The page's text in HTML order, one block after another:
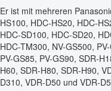
Er ist mit mehreren
HS100, HDC-HS20, HDC-
HDC-SD100, HDC-SD20,
HDC-TM300, NV-GS500,
PV-GS85, PV-GS90, SDR-
H60, SDR-H80, SDR-H90,
D310, VDR-D50 und VDR-